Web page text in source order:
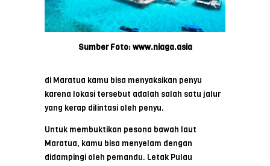
Sumber Foto: www.niaga.asia
di Maratua kamu bisa menyaksikan penyu
karena lokasi tersebut adalah salah satu jalur
yang kerap dilintasi oleh penyu.
Untuk membuktikan pesona bawah laut
Maratua, kamu bisa menyelam dengan
didampingi oleh pemandu. Letak Pulau